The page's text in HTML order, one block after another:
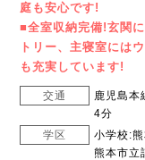
庭も安心です!
■全室収納完備!玄関
トリー、主寝室には
も充実しています!
交通
鹿児島本
4分
学区
小学校:
熊本市立